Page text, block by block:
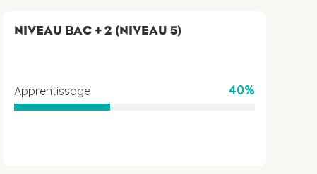
NIVEAU BAC + 2 (NIVEAU 5)
Apprentissage 40%